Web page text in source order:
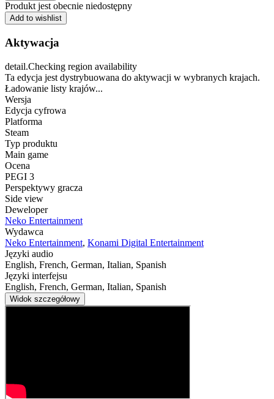
Produkt jest obecnie niedostępny
Add to wishlist
Aktywacja
detail.Checking region availability
Ta edycja jest dystrybuowana do aktywacji w wybranych krajach.
Ładowanie listy krajów...
Wersja
Edycja cyfrowa
Platforma
Steam
Typ produktu
Main game
Ocena
PEGI 3
Perspektywy gracza
Side view
Deweloper
Neko Entertainment
Wydawca
Neko Entertainment, Konami Digital Entertainment
Języki audio
English, French, German, Italian, Spanish
Języki interfejsu
English, French, German, Italian, Spanish
Widok szczegółowy